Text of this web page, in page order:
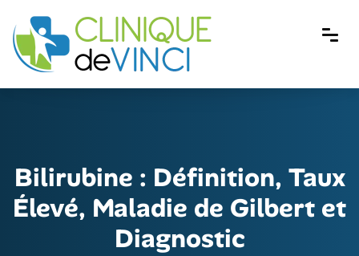
Bilirubine : Définition, Taux
Élevé, Maladie de Gilbert et
Diagnostic